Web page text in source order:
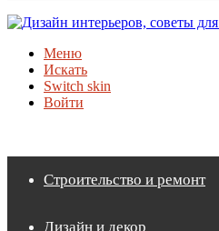
Меню
Искать
Switch skin
Войти
Строительство и ремонт
Дизайн и декор